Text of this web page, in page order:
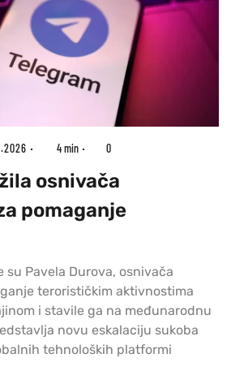
4 min 0
osnivača
pomaganje
su Pavela Durova, osnivača
terorističkim aktivnostima
i stavile ga na međunarodnu
novu eskalaciju sukoba
tehnoloških platformi